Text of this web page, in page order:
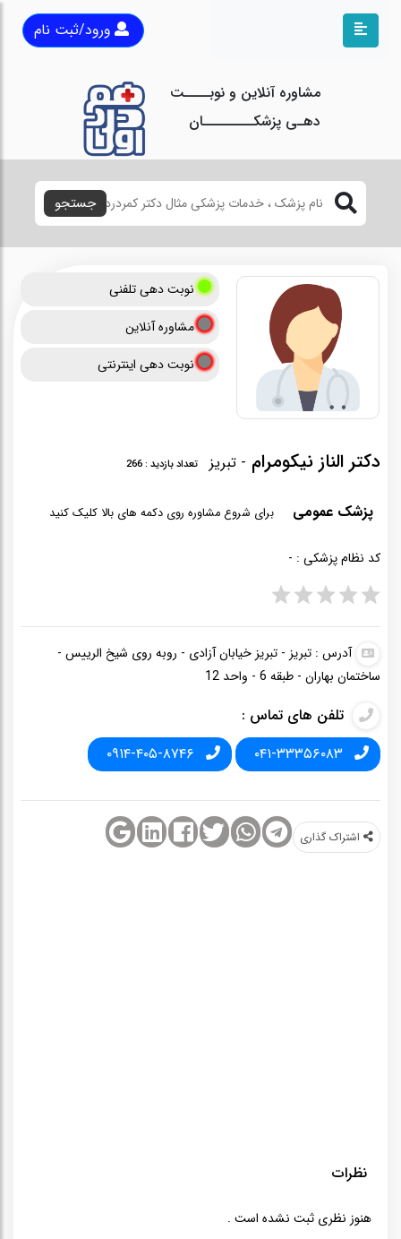
ورود/ثبت نام
مشاوره آنلاین و نوبــــت
دهـی پزشکــــــــان
جستجو
نوبت دهی تلفنی
مشاوره آنلاین
نوبت دهی اینترنتی
دکتر الناز نیکومرام - تبريز تعداد بازدید : 266
پزشک عمومی برای شروع مشاوره روی دکمه های بالا کلیک کنید
کد نظام پزشکی : -
آدرس : تبريز - تبریز خیابان آزادی - روبه روی شیخ الرییس -
ساختمان بهاران - طبقه 6 - واحد 12
تلفن های تماس :
۰۴۱-۳۳۳۵۶۰۸۳
۰۹۱۴-۴۰۵-۸۷۴۶
اشتراک‌ گذاری
نظرات
هنوز نظری ثبت نشده است .